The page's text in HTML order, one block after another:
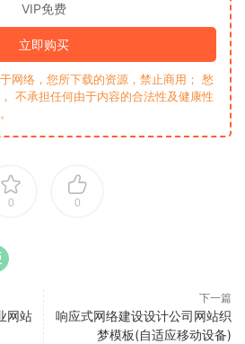
VIP免费
立即购买
网络，您所下载的资源，禁止商用； 愁
不承担任何由于内容的合法性及健康性
0 0
网站
下一篇
响应式网络建设设计公司网站织
梦模板(自适应移动设备)